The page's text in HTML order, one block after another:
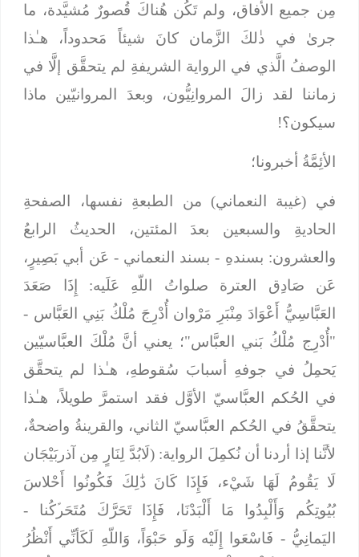
مِن جميع الأفاق، ولم تَكُن هُناكَ قُصورٌ مُشيَّدة، ما
جرىٰ في ذٰلكَ الزَّمان كانَ شيئاً مَحدوداً، هـٰذا
الوصفُ الَّذي في الرواية الشريفةِ لم يتحقَّق إلَّا في
زماننا لقد زالَ المروانِيُّون، وبعدَ المروانيّين ماذا
سيكون؟!
الأئِمَّةُ أخبرونا؛
في (غيبة النعماني) من الطبعةِ نفسها، الصفحةِ
الحاديةِ والسبعين بعدَ المئتين، الحديثُ الرابعُ
والعشرون: بسندهِ- بسند النعماني -عَن أبي بَصِيرٍ،
عَن صَادِق العترة صلواتُ اللّهِ
عَلَيه: إِذَا صَعَدَ
العَبَّاسِيُّ أَعْوَادَ مِنْبَرِ مَرْوان أُدْرِجَ مُلْكُ بَنِي العَبَّاس -
"أُدْرِج مُلْكُ بَني العبَّاس"؛ يعني أنَّ مُلْكَ العبَّاسيّين
يَحمِلُ في جوفهِ أسبابَ سُقوطهِ، هـٰذا لم يتحقَّق
في الحُكم العبَّاسيّ الأوَّل فقد استمرَّ طويلاً، هـٰذا
يتحقَّقُ في الحُكم العبَّاسيّ الثاني، والقرينةُ واضحةٌ،
لأنَّنا إذا أردنا أن نُكمِلَ الرواية: ( لَابُدَّ لِنَارٍ مِن آذربَيْجَان
لَا يَقُومُ لَهَا شَيْء، فَإِذَا كَانَ ذَٰلِكَ فَكُونُوا أَحْلاسَ
بُيُوتِكُم وَأَلْبِدُوا مَا أَلْبَدْنَا، فَإِذَا تَحَرَّكَ مُتَحَرﱢكُنا-
اليَمانِيُّ - فَاسْعَوا إِلَيْه وَلَو حَبْوَاً، وَاللّهِ لَكَأنِّي أَنْظُرُ